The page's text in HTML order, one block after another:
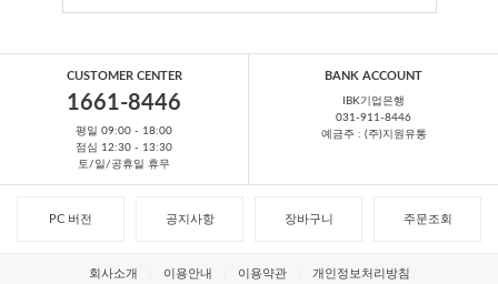
CUSTOMER CENTER
1661-8446
평일 09:00 - 18:00
점심 12:30 - 13:30
토/일/공휴일 휴무
BANK ACCOUNT
IBK기업은행
031-911-8446
예금주 : (주)지원유통
PC 버전 공지사항 장바구니 주문조회
회사소개 이용안내 이용약관 개인정보처리방침